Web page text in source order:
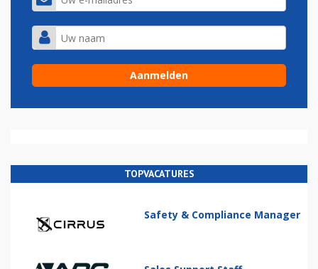
TOPVACATURES
Safety & Compliance Manager